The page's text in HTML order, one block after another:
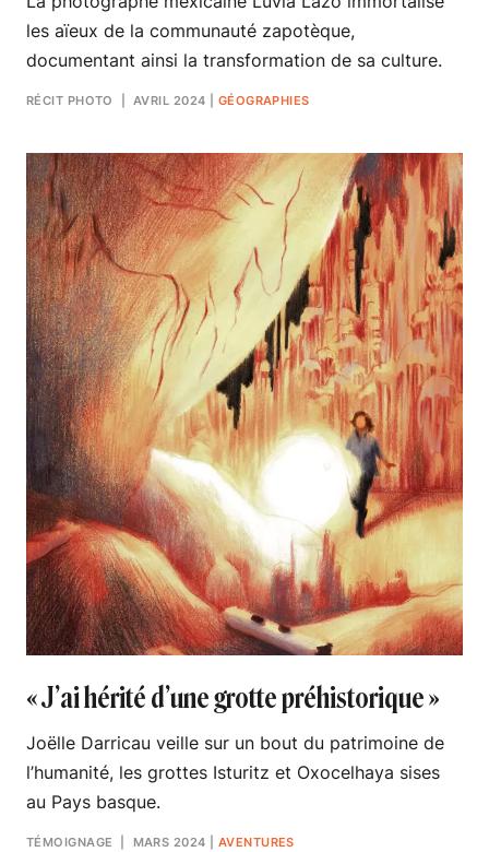
les aïeux de la communauté zapotèque,
documentant ainsi la transformation de sa culture.
RÉCIT PHOTO | AVRIL 2024 GÉOGRAPHIES
« J’ai hérité d’une grotte préhistorique »
Joëlle Darricau veille sur un bout du patrimoine de
l’humanité, les grottes Isturitz et Oxocelhaya sises
au Pays basque.
TÉMOIGNAGE | MARS 2024 AVENTURES